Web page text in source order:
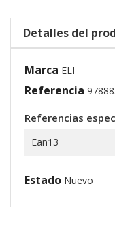
Detalles del
Marca ELI
Referencia
Referencias
Ean13
Estado Nuevo